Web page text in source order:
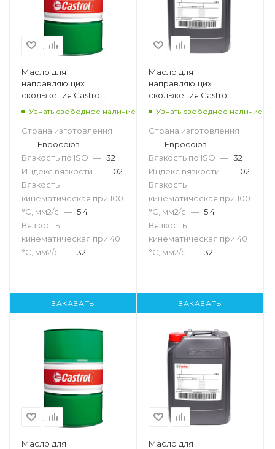
Масло для
направляющих
скольжения Castrol
Magna SW D 32, 208л
Узнать свободное наличие
Страна изготовления
— Евросоюз
Вязкость по ISO — 32
Индекс вязкости — 102
Вязкость
кинематическая при 100
°С, мм2/с — 5.4
Вязкость
кинематическая при 40
°С, мм2/с — 32
ЗАКАЗАТЬ
Масло для
направляющих
скольжения Castrol
Magna SW D 32, 20л
Узнать свободное наличие
Страна изготовления
— Евросоюз
Вязкость по ISO — 32
Индекс вязкости — 102
Вязкость
кинематическая при 100
°С, мм2/с — 5.4
Вязкость
кинематическая при 40
°С, мм2/с — 32
ЗАКАЗАТЬ
Масло для
Масло для